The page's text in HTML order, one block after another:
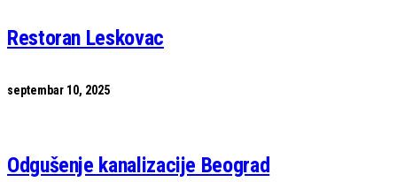
Restoran Leskovac
septembar 10, 2025
Odgušenje kanalizacije Beograd